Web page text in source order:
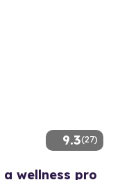
9.3(27)
wellness pro